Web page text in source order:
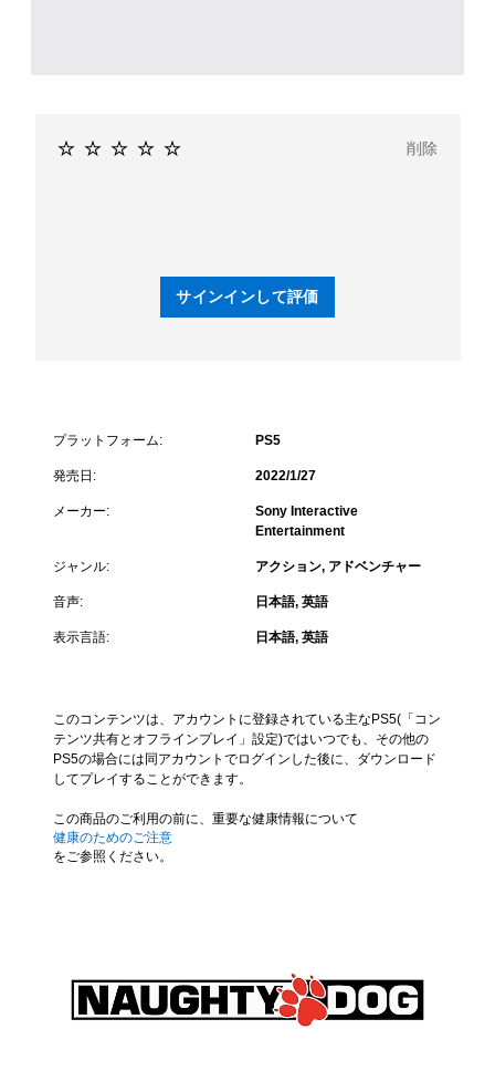
サインインして評価
削除
プラットフォーム: PS5
発売日: 2022/1/27
メーカー:
Sony Interactive
Entertainment
ジャンル: アクション, アドベンチャー
音声: 日本語, 英語
表示言語: 日本語, 英語
このコンテンツは、アカウントに登録されている主なPS5(「コン
テンツ共有とオフラインプレイ」設定)ではいつでも、その他の
PS5の場合には同アカウントでログインした後に、ダウンロード
してプレイすることができます。
この商品のご利用の前に、重要な健康情報について
健康のためのご注意
をご参照ください。